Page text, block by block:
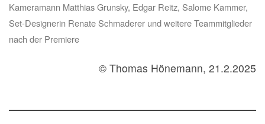
Kameramann Matthias Grunsky, Edgar Reitz, Salome Kammer,
Set-Designerin Renate Schmaderer und weitere Teammitglieder
nach der Premiere
© Thomas Hönemann, 21.2.2025